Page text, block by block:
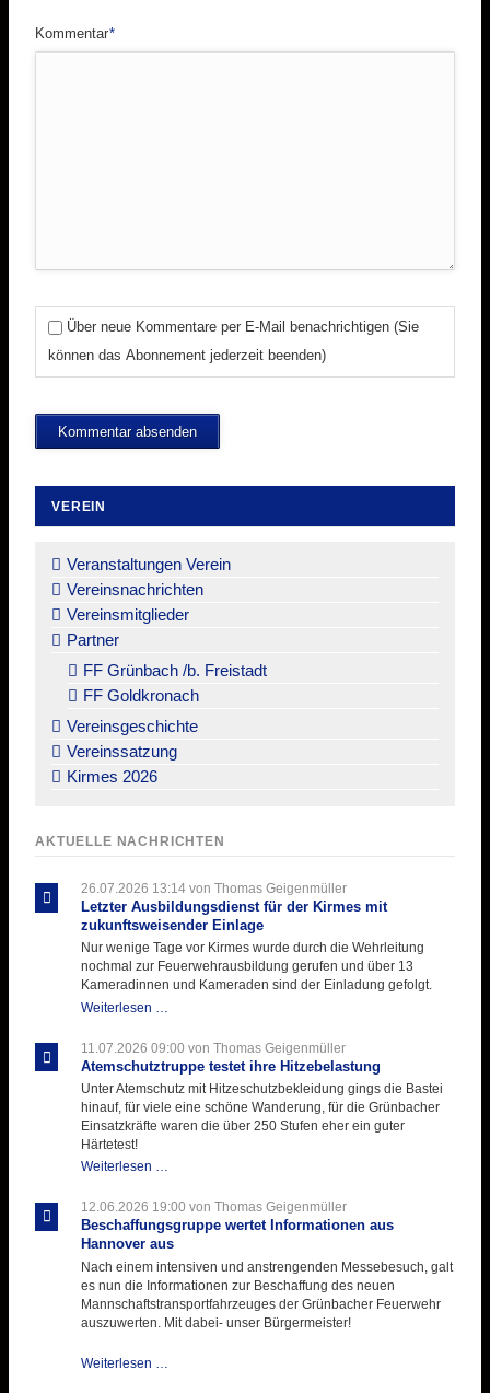
Pflichtfeld
Kommentar*
Über neue Kommentare per E-Mail benachrichtigen (Sie
können das Abonnement jederzeit beenden)
Kommentar absenden
VEREIN
überspringen
Veranstaltungen Verein
Vereinsnachrichten
Vereinsmitglieder
Partner
FF Grünbach /b. Freistadt
FF Goldkronach
Vereinsgeschichte
Vereinssatzung
Kirmes 2026
AKTUELLE NACHRICHTEN
26.07.2026 13:14von Thomas Geigenmüller
Letzter Ausbildungsdienst für der Kirmes mit
zukunftsweisender Einlage
Nur wenige Tage vor Kirmes wurde durch die Wehrleitung
nochmal zur Feuerwehrausbildung gerufen und über 13
Kameradinnen und Kameraden sind der Einladung gefolgt.
Weiterlesen …
für
der
Kirmes
mit
zukunftsweisender
11.07.2026 09:00 von Thomas Geigenmüller
Atemschutztruppe testet ihre Hitzebelastung
Unter Atemschutz mit Hitzeschutzbekleidung gings die Bastei
hinauf, für viele eine schöne Wanderung, für die Grünbacher
Einsatzkräfte waren die über 250 Stufen eher ein guter
Härtetest!
Weiterlesen …
ihre
Hitzebelastung
12.06.2026 19:00 von Thomas Geigenmüller
Beschaffungsgruppe wertet Informationen aus
Hannover aus
Nach einem intensiven und anstrengenden Messebesuch, galt
es nun die Informationen zur Beschaffung des neuen
Mannschaftstransportfahrzeuges der Grünbacher Feuerwehr
auszuwerten. Mit dabei- unser Bürgermeister!
Weiterlesen …